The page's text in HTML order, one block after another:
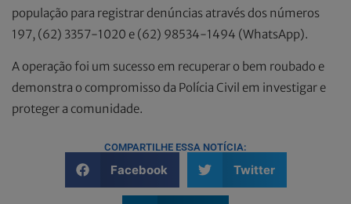
população para registrar denúncias através dos números
197, (62) 3357-1020 e (62) 98534-1494 (WhatsApp).
A operação foi um sucesso em recuperar o bem roubado e
demonstra o compromisso da Polícia Civil em investigar e
proteger a comunidade.
COMPARTILHE ESSA NOTÍCIA:
Facebook Twitter